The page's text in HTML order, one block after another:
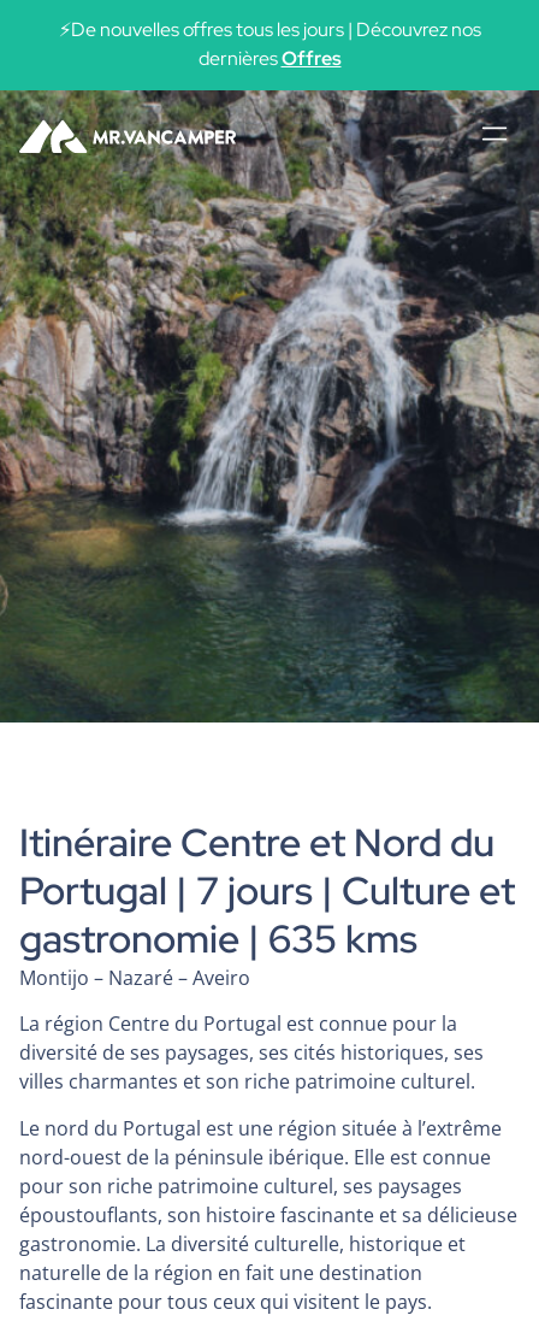
⚡De nouvelles offres tous les jours | Découvrez nos
dernièresOffres
Itinéraire Centre et Nord du
Portugal | 7 jours | Culture et
gastronomie | 635 kms
Montijo – Nazaré – Aveiro
La région Centre du Portugal est connue pour la
diversité de ses paysages, ses cités historiques, ses
villes charmantes et son riche patrimoine culturel.
Le nord du Portugal est une région située à l’extrême
nord-ouest de la péninsule ibérique. Elle est connue
pour son riche patrimoine culturel, ses paysages
époustouflants, son histoire fascinante et sa délicieuse
gastronomie. La diversité culturelle, historique et
naturelle de la région en fait une destination
fascinante pour tous ceux qui visitent le pays.